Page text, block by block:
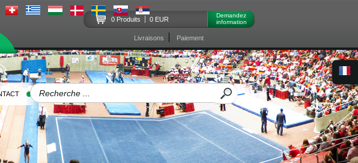
0 Produits 0 EUR
Demandez
information
Livraisons Paiement